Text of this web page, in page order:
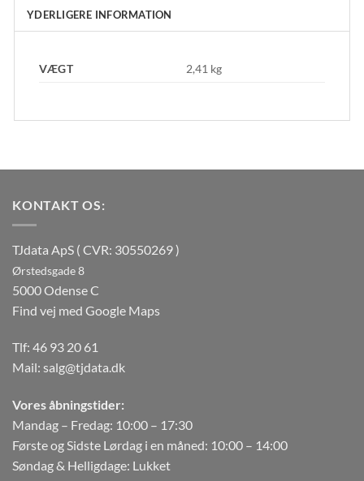
YDERLIGERE INFORMATION
VÆGT 2,41 kg
KONTAKT OS:
TJdata ApS ( CVR: 30550269 )
Ørstedsgade 8
5000 Odense C
Find vej med Google Maps
Tlf: 46 93 20 61
Mail: salg@tjdata.dk
Vores åbningstider:
Mandag – Fredag: 10:00 – 17:30
Første og Sidste Lørdag i en måned: 10:00 – 14:00
Søndag & Helligdage: Lukket